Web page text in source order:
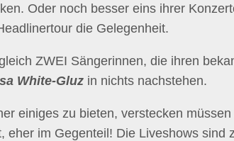
Oder noch besser eins ihrer
die Gelegenheit.
ZWEI Sängerinnen, die ihren
White-Gluz in nichts nachstehen.
einiges zu bieten, verstecken
eher im Gegenteil! Die Liveshows sind